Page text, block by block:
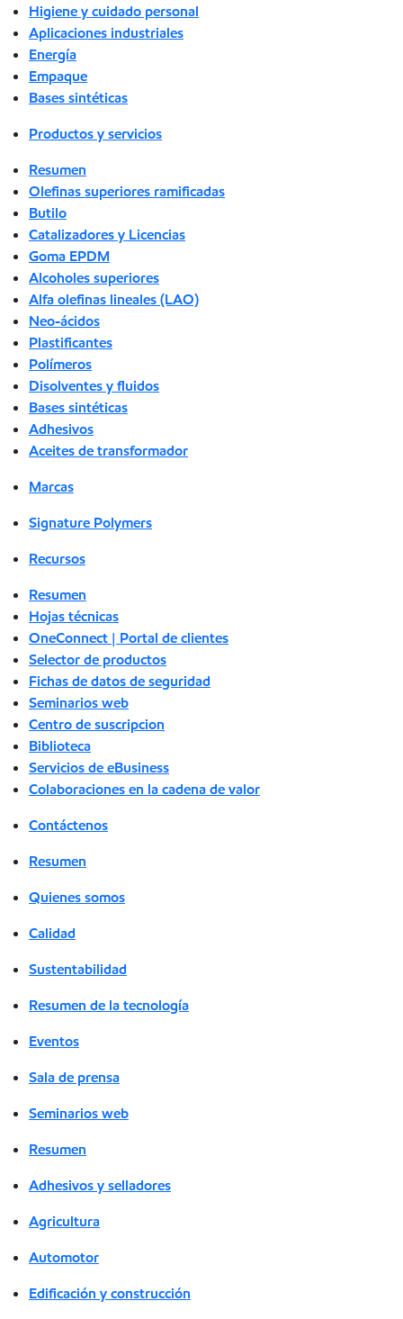
Higiene y cuidado personal
Aplicaciones industriales
Energía
Empaque
Bases sintéticas
Productos y servicios
Resumen
Olefinas superiores ramificadas
Butilo
Catalizadores y Licencias
Goma EPDM
Alcoholes superiores
Alfa olefinas lineales (LAO)
Neo-ácidos
Plastificantes
Polímeros
Disolventes y fluidos
Bases sintéticas
Adhesivos
Aceites de transformador
Marcas
Signature Polymers
Recursos
Resumen
Hojas técnicas
OneConnect | Portal de clientes
Selector de productos
Fichas de datos de seguridad
Seminarios web
Centro de suscripcion
Biblioteca
Servicios de eBusiness
Colaboraciones en la cadena de valor
Contáctenos
Resumen
Quienes somos
Calidad
Sustentabilidad
Resumen de la tecnología
Eventos
Sala de prensa
Seminarios web
Resumen
Adhesivos y selladores
Agricultura
Automotor
Edificación y construcción